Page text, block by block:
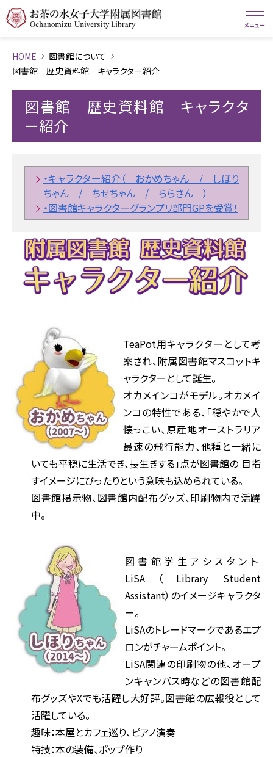
HOME
図書館について
図書館 歴史資料館 キャラクター紹介
図書館 歴史資料館 キャラクタ
ー紹介
・キャラクター紹介（ おかめちゃん / しほり
ちゃん / ちせちゃん / ららさん ）
・図書館キャラクターグランプリ部門GPを受賞！
TeaPot用キャラクターとして考
案され、附属図書館マスコットキ
ャラクターとして誕生。
オカメインコがモデル。オカメイ
ンコの特性である、「穏やかで人
懐っこい、原産地オーストラリア
最速の飛行能力、他種と一緒に
いても平穏に生活でき、長生きする」点が図書館の 目指
すイメージにぴったりという意味も込められている。
図書館掲示物、図書館内配布グッズ、印刷物内で活躍
中。
図書館学生アシスタント
LiSA（Library Student
Assistant）のイメージキャラクタ
ー。
LiSAのトレードマークであるエプ
ロンがチャームポイント。
LiSA関連の印刷物の他、オープ
ンキャンパス時などの図書館配
布グッズやXでも活躍し大好評。図書館の広報役として
活躍している。
趣味：本屋とカフェ巡り、ピアノ演奏
特技：本の装備、ポップ作り